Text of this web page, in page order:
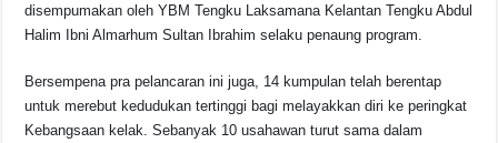
disempumakan oleh YBM Tengku Laksamana Kelantan Tengku Abdul
Halim Ibni Almarhum Sultan Ibrahim selaku penaung program.
Bersempena pra pelancaran ini juga, 14 kumpulan telah berentap
untuk merebut kedudukan tertinggi bagi melayakkan diri ke peringkat
Kebangsaan kelak. Sebanyak 10 usahawan turut sama dalam